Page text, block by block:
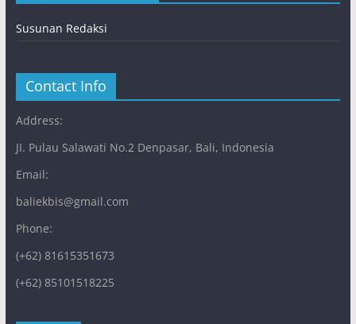
Susunan Redaksi
Contact Info
Address:
JI. Pulau Salawati No.2 Denpasar, Bali, Indonesia
Email:
baliekbis@gmail.com
Phone:
(+62) 81615351673
(+62) 85101518225